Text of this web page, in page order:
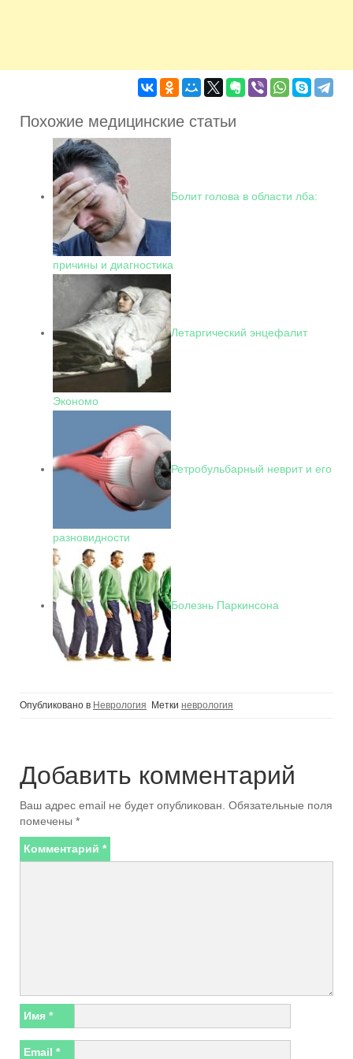
Похожие медицинские статьи
Болит голова в области лба:
причины и диагностика
Летаргический энцефалит
Экономо
Ретробульбарный неврит и его
разновидности
Болезнь Паркинсона
Опубликовано в Неврология Метки неврология
Добавить комментарий
Ваш адрес email не будет опубликован. Обязательные поля
помечены *
Комментарий *
Имя *
Email *